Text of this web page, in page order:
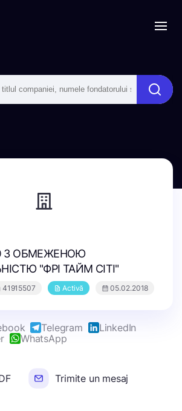
З ОБМЕЖЕНОЮ
"ФРІ ТАЙМ СІТІ"
41915507 Activă 05.02.2018
Telegram
LinkedIn
WhatsApp
Trimite un mesaj